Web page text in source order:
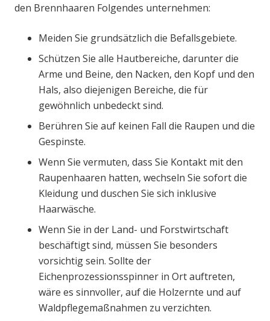
den Brennhaaren Folgendes unternehmen:
Meiden Sie grundsätzlich die Befallsgebiete.
Schützen Sie alle Hautbereiche, darunter die
Arme und Beine, den Nacken, den Kopf und den
Hals, also diejenigen Bereiche, die für
gewöhnlich unbedeckt sind.
Berühren Sie auf keinen Fall die Raupen und die
Gespinste.
Wenn Sie vermuten, dass Sie Kontakt mit den
Raupenhaaren hatten, wechseln Sie sofort die
Kleidung und duschen Sie sich inklusive
Haarwäsche.
Wenn Sie in der Land- und Forstwirtschaft
beschäftigt sind, müssen Sie besonders
vorsichtig sein. Sollte der
Eichenprozessionsspinner in Ort auftreten,
wäre es sinnvoller, auf die Holzernte und auf
Waldpflegemaßnahmen zu verzichten.